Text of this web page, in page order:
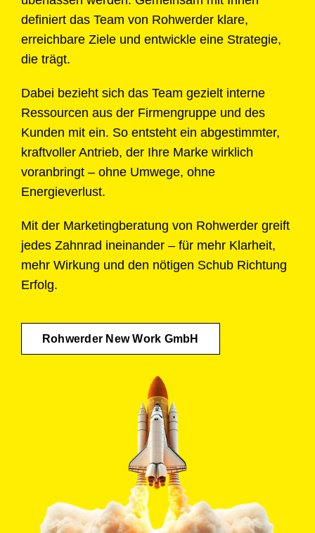
definiert das Team von Rohwerder klare,
erreichbare Ziele und entwickle eine Strategie,
die trägt.
Dabei bezieht sich das Team gezielt interne
Ressourcen aus der Firmengruppe und des
Kunden mit ein. So entsteht ein abgestimmter,
kraftvoller Antrieb, der Ihre Marke wirklich
voranbringt – ohne Umwege, ohne
Energieverlust.
Mit der Marketingberatung von Rohwerder greift
jedes Zahnrad ineinander – für mehr Klarheit,
mehr Wirkung und den nötigen Schub Richtung
Erfolg.
Rohwerder New Work GmbH